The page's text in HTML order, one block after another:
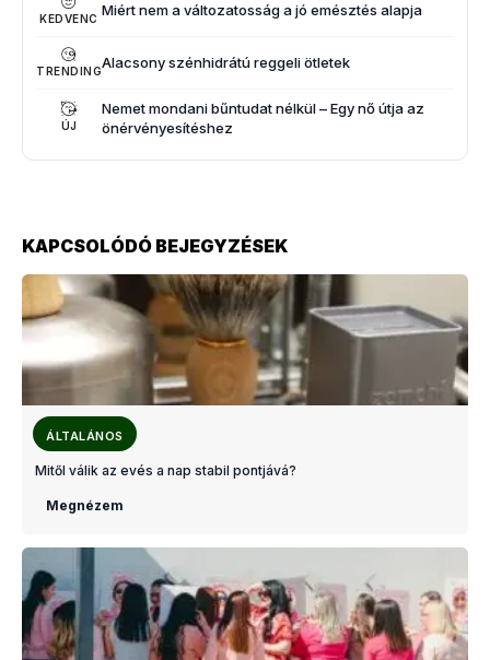
KEDVENC Miért nem a változatosság a jó emésztés alapja
TRENDINGAlacsony szénhidrátú reggeli ötletek
ÚJ
Nemet mondani bűntudat nélkül – Egy nő útja az
önérvényesítéshez
KAPCSOLÓDÓ BEJEGYZÉSEK
ÁLTALÁNOS
Mitől válik az evés a nap stabil pontjává?
Megnézem